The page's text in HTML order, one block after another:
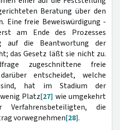
Beratung über den
Eine freie Beweiswürdigung -
am Ende des Prozesses
auf die Beantwortung der
das Gesetz läßt sie nicht zu.
zugeschnittene freie
entscheidet, welche
hat im Stadium der
Platz[27] wie umgekehrt
Verfahrensbeteiligten, die
vorwegnehmen[28].